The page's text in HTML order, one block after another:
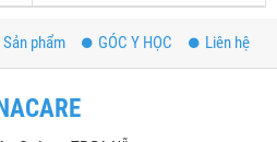
Sản phẩm GÓC Y HỌC Liên hệ